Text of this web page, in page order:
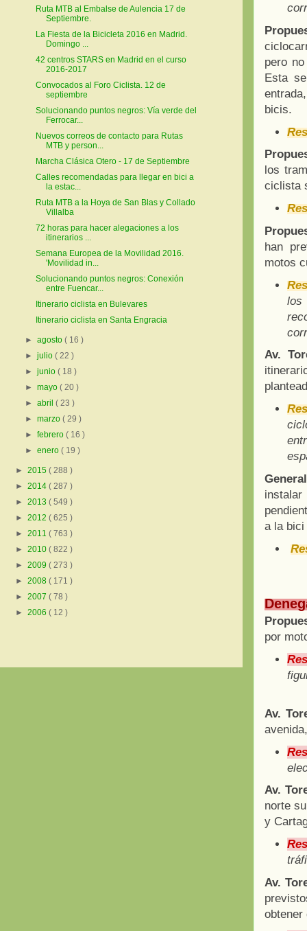
pero
Esta
bicis.
los
ciclista
han
motos
los
Av.
instalar
a la bici
por
Av.
Av.
norte
y
Av.
obtener
Ruta MTB al Embalse de Aulencia 17 de
Septiembre.
La Fiesta de la Bicicleta 2016 en Madrid.
Domingo ...
42 centros STARS en Madrid en el curso
2016-2017
Convocados al Foro Ciclista. 12 de
septiembre
Solucionando puntos negros: Vía verde del
Ferrocar...
Nuevos correos de contacto para Rutas
MTB y person...
Marcha Clásica Otero - 17 de Septiembre
Calles recomendadas para llegar en bici a
la estac...
Ruta MTB a la Hoya de San Blas y Collado
Villalba
72 horas para hacer alegaciones a los
itinerarios ...
Semana Europea de la Movilidad 2016.
'Movilidad in...
Solucionando puntos negros: Conexión
entre Fuencar...
Itinerario ciclista en Bulevares
Itinerario ciclista en Santa Engracia
►agosto( 16 )
►julio( 22 )
►junio( 18 )
►mayo( 20 )
►abril( 23 )
►marzo( 29 )
►febrero( 16 )
►enero( 19 )
► 2015 ( 288 )
► 2014 ( 287 )
► 2013 ( 549 )
► 2012 ( 625 )
► 2011 ( 763 )
► 2010 ( 822 )
► 2009 ( 273 )
► 2008 ( 171 )
► 2007 ( 78 )
► 2006 ( 12 )